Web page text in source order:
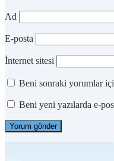
Ad
E-posta
İnternet sitesi
Beni sonraki yorumlar
Beni yeni yazılarda e-